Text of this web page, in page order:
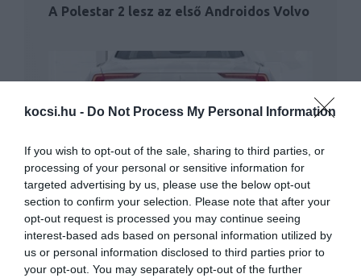
kocsi.hu - Do Not Process My Personal Information
If you wish to opt-out of the sale, sharing to third parties, or
processing of your personal or sensitive information for
targeted advertising by us, please use the below opt-out
section to confirm your selection. Please note that after your
opt-out request is processed you may continue seeing
interest-based ads based on personal information utilized by
us or personal information disclosed to third parties prior to
your opt-out. You may separately opt-out of the further
A Polestar 2 lesz az első Androidos Volvo
Kupéval nyit a Polestar